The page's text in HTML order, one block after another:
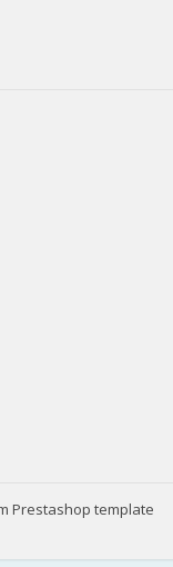
Prestashop template